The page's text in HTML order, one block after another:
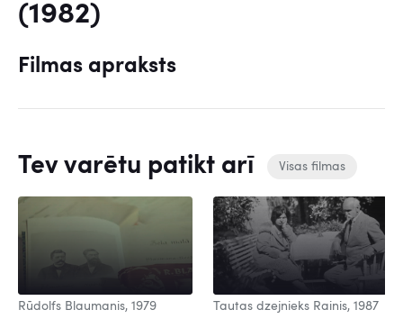
(1982)
Filmas apraksts
Tev varētu patikt arī Visas filmas
Rūdolfs Blaumanis, 1979 Tautas dzejnieks Rainis, 1987